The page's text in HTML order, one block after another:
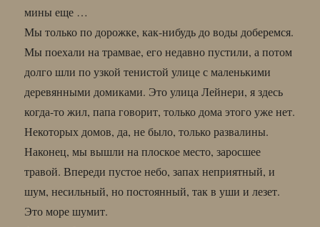
мины еще …
Мы только по дорожке, как-нибудь до воды доберемся.
Мы поехали на трамвае, его недавно пустили, а потом
долго шли по узкой тенистой улице с маленькими
деревянными домиками. Это улица Лейнери, я здесь
когда-то жил, папа говорит, только дома этого уже нет.
Некоторых домов, да, не было, только развалины.
Наконец, мы вышли на плоское место, заросшее
травой. Впереди пустое небо, запах неприятный, и
шум, несильный, но постоянный, так в уши и лезет.
Это море шумит.